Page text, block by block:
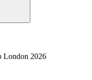
London 2026